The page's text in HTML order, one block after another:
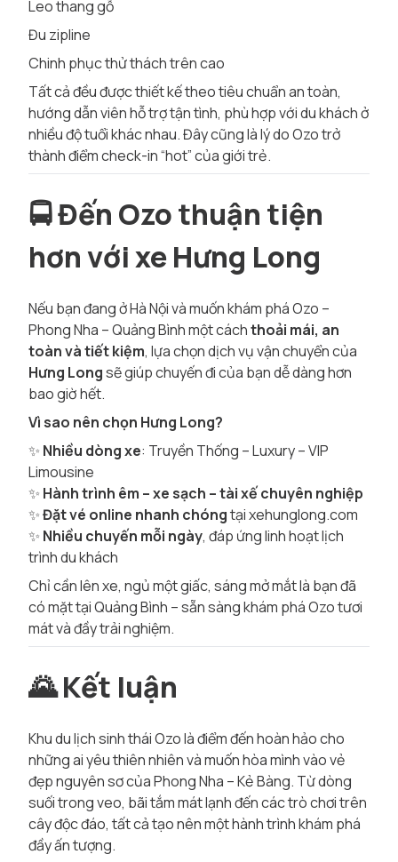
Leo thang gỗ
Đu zipline
Chinh phục thử thách trên cao
Tất cả đều được thiết kế theo tiêu chuẩn an toàn,
hướng dẫn viên hỗ trợ tận tình, phù hợp với du khách ở
nhiều độ tuổi khác nhau. Đây cũng là lý do Ozo trở
thành điểm check-in “hot” của giới trẻ.
🚍Đến Ozo thuận tiện
hơn với xe Hưng Long
Nếu bạn đang ở Hà Nội và muốn khám phá Ozo –
Phong Nha – Quảng Bình một cáchthoải mái, an
toàn và tiết kiệm, lựa chọn dịch vụ vận chuyển của
Hưng Longsẽ giúp chuyến đi của bạn dễ dàng hơn
bao giờ hết.
Vì sao nên chọn Hưng Long?
✨ Nhiều dòng xe: Truyền Thống – Luxury – VIP
Limousine
✨ Hành trình êm – xe sạch – tài xế chuyên nghiệp
✨Đặt vé online nhanh chóngtại xehunglong.com
✨ Nhiều chuyến mỗi ngày, đáp ứng linh hoạt lịch
trình du khách
Chỉ cần lên xe, ngủ một giấc, sáng mở mắt là bạn đã
có mặt tại Quảng Bình – sẵn sàng khám phá Ozo tươi
mát và đầy trải nghiệm.
🌄Kết luận
Khu du lịch sinh thái Ozo là điểm đến hoàn hảo cho
những ai yêu thiên nhiên và muốn hòa mình vào vẻ
đẹp nguyên sơ của Phong Nha – Kẻ Bàng. Từ dòng
suối trong veo, bãi tắm mát lạnh đến các trò chơi trên
cây độc đáo, tất cả tạo nên một hành trình khám phá
đầy ấn tượng.